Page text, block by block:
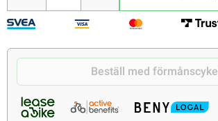
Beställ med förmånscykel